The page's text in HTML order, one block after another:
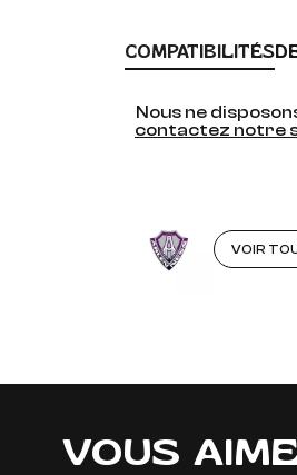
COMPATIBILITÉS
Nous ne
contactez notre
VOIR
VOUS